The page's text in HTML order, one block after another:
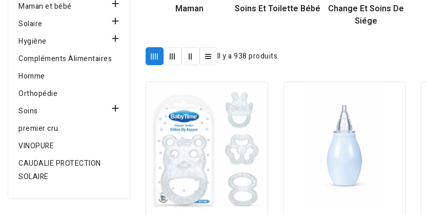
Maman et bébé

Solaire 
Hygiène 
Compléments Alimentaires
Homme
Orthopédie
Soins

premier cru
VINOPURE
CAUDALIE PROTECTION
SOLAIRE
Maman Soins Et Toilette Bébé
Change Et Soins De
Siége
Il y a 938 produits.